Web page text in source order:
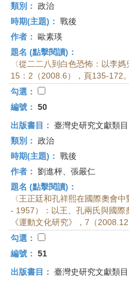
類別： 政治
時期(主題)： 戰後
作者： 歐素瑛
題名 (點擊閱讀)：
〈從二二八到白色恐怖：以李
15：2（2008.6），頁135-172。
勾選：
編號： 50
出版書目： 臺灣史研究文獻類
類別： 政治
時期(主題)： 戰後
作者： 劉進枰、張嚴仁
題名 (點擊閱讀)：
〈王正廷和孔祥熙在國際奧會
- 1957）：以王、孔兩氏與國際
《運動文化研究》，7（
勾選：
編號： 51
出版書目： 臺灣史研究文獻類